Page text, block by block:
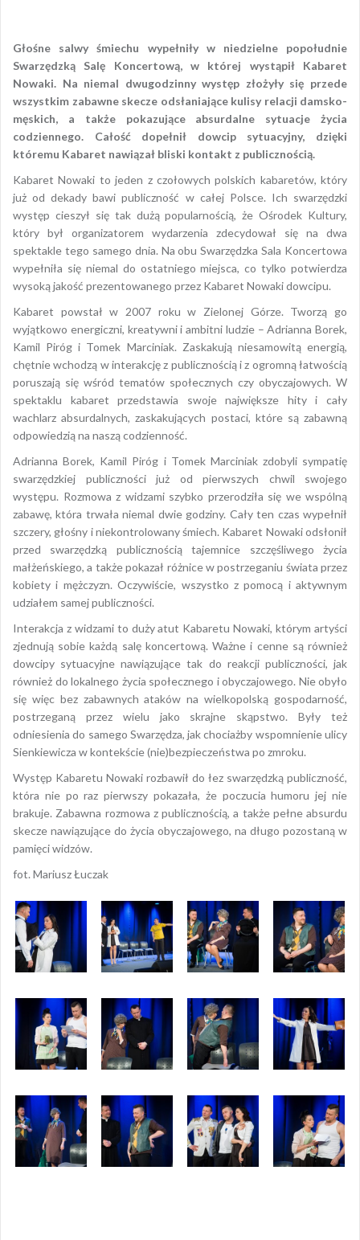
Głośne salwy śmiechu wypełniły w niedzielne popołudnie
Swarzędzką Salę Koncertową, w której wystąpił Kabaret
Nowaki. Na niemal dwugodzinny występ złożyły się przede
wszystkim zabawne skecze odsłaniające kulisy relacji damsko-
męskich, a także pokazujące absurdalne sytuacje życia
codziennego. Całość dopełnił dowcip sytuacyjny, dzięki
któremu Kabaret nawiązał bliski kontakt z publicznością.
Kabaret Nowaki to jeden z czołowych polskich kabaretów, który
już od dekady bawi publiczność w całej Polsce. Ich swarzędzki
występ cieszył się tak dużą popularnością, że Ośrodek Kultury,
który był organizatorem wydarzenia zdecydował się na dwa
spektakle tego samego dnia. Na obu Swarzędzka Sala Koncertowa
wypełniła się niemal do ostatniego miejsca, co tylko potwierdza
wysoką jakość prezentowanego przez Kabaret Nowaki dowcipu.
Kabaret powstał w 2007 roku w Zielonej Górze. Tworzą go
wyjątkowo energiczni, kreatywni i ambitni ludzie – Adrianna Borek,
Kamil Piróg i Tomek Marciniak. Zaskakują niesamowitą energią,
chętnie wchodzą w interakcję z publicznością i z ogromną łatwością
poruszają się wśród tematów społecznych czy obyczajowych. W
spektaklu kabaret przedstawia swoje największe hity i cały
wachlarz absurdalnych, zaskakujących postaci, które są zabawną
odpowiedzią na naszą codzienność.
Adrianna Borek, Kamil Piróg i Tomek Marciniak zdobyli sympatię
swarzędzkiej publiczności już od pierwszych chwil swojego
występu. Rozmowa z widzami szybko przerodziła się we wspólną
zabawę, która trwała niemal dwie godziny. Cały ten czas wypełnił
szczery, głośny i niekontrolowany śmiech. Kabaret Nowaki odsłonił
przed swarzędzką publicznością tajemnice szczęśliwego życia
małżeńskiego, a także pokazał różnice w postrzeganiu świata przez
kobiety i mężczyzn. Oczywiście, wszystko z pomocą i aktywnym
udziałem samej publiczności.
Interakcja z widzami to duży atut Kabaretu Nowaki, którym artyści
zjednują sobie każdą salę koncertową. Ważne i cenne są również
dowcipy sytuacyjne nawiązujące tak do reakcji publiczności, jak
również do lokalnego życia społecznego i obyczajowego. Nie obyło
się więc bez zabawnych ataków na wielkopolską gospodarność,
postrzeganą przez wielu jako skrajne skąpstwo. Były też
odniesienia do samego Swarzędza, jak chociażby wspomnienie ulicy
Sienkiewicza w kontekście (nie)bezpieczeństwa po zmroku.
Występ Kabaretu Nowaki rozbawił do łez swarzędzką publiczność,
która nie po raz pierwszy pokazała, że poczucia humoru jej nie
brakuje. Zabawna rozmowa z publicznością, a także pełne absurdu
skecze nawiązujące do życia obyczajowego, na długo pozostaną w
pamięci widzów.
fot. Mariusz Łuczak